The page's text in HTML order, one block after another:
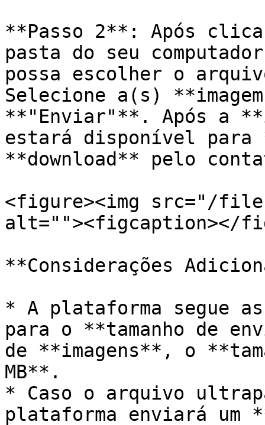
**Passo 2**: Após
pasta do seu
possa escolher o
Selecione a(s)
**"Enviar"**. Após a
estará disponível para
**download** pelo
<figure><img src="/files/
alt=""><figcaption></
**Considerações
* A plataforma segue
para o **tamanho de
de **imagens**, o
MB**.
* Caso o arquivo
plataforma enviará